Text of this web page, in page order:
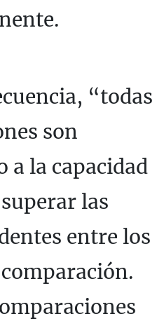
“todas
son
a la capacidad
las
entre los